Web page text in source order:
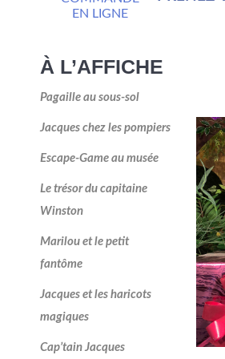
EN LIGNE
À L’AFFICHE
Pagaille au sous-sol
Jacques chez les pompiers
Escape-Game au musée
Le trésor du capitaine
Winston
Marilou et le petit
fantôme
Jacques et les haricots
magiques
Cap’tain Jacques